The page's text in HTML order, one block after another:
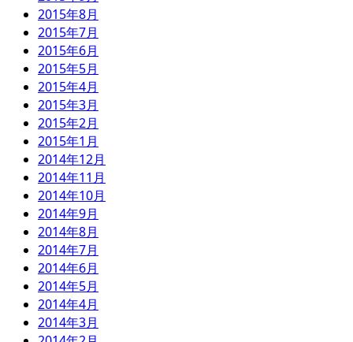
2015年8月
2015年7月
2015年6月
2015年5月
2015年4月
2015年3月
2015年2月
2015年1月
2014年12月
2014年11月
2014年10月
2014年9月
2014年8月
2014年7月
2014年6月
2014年5月
2014年4月
2014年3月